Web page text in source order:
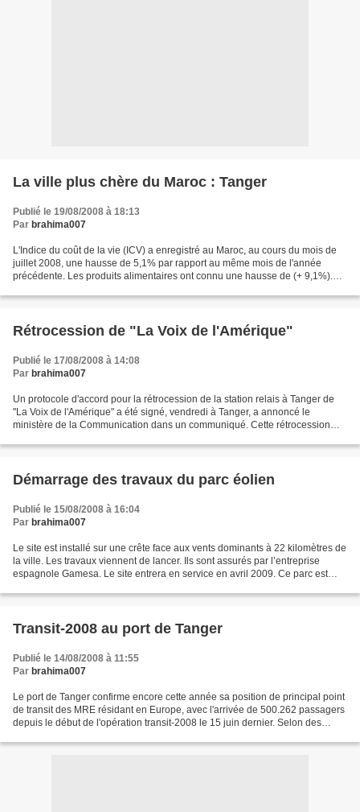
La ville plus chère du Maroc : Tanger
Publié le 19/08/2008 à 18:13
Par brahima007
L'Indice du coût de la vie (ICV) a enregistré au Maroc, au cours du mois de
juillet 2008, une hausse de 5,1% par rapport au même mois de l'année
précédente. Les produits alimentaires ont connu une hausse de (+ 9,1%).
Rétrocession de "La Voix de l'Amérique"
Publié le 17/08/2008 à 14:08
Par brahima007
Un protocole d'accord pour la rétrocession de la station relais à Tanger de
"La Voix de l'Amérique" a été signé, vendredi à Tanger, a annoncé le
ministère de la Communication dans un communiqué. Cette rétrocession
Démarrage des travaux du parc éolien
Publié le 15/08/2008 à 16:04
Par brahima007
Le site est installé sur une crête face aux vents dominants à 22 kilomètres de
la ville. Les travaux viennent de lancer. Ils sont assurés par l’entreprise
espagnole Gamesa. Le site entrera en service en avril 2009. Ce parc est
Transit-2008 au port de Tanger
Publié le 14/08/2008 à 11:55
Par brahima007
Le port de Tanger confirme encore cette année sa position de principal point
de transit des MRE résidant en Europe, avec l'arrivée de 500.262 passagers
depuis le début de l'opération transit-2008 le 15 juin dernier. Selon des